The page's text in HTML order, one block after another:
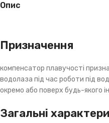
Опис
Призначення
компенсатор плавучості
водолаза під час роботи під
окремо або поверх будь-якого
Загальні